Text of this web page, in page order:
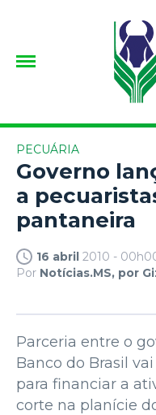
PECUÁRIA
Governo
a
pantaneira
16 abril 2010 -
Por Notícias.MS, por
Parceria entre o
Banco do Brasil
para financiar a
corte na planície